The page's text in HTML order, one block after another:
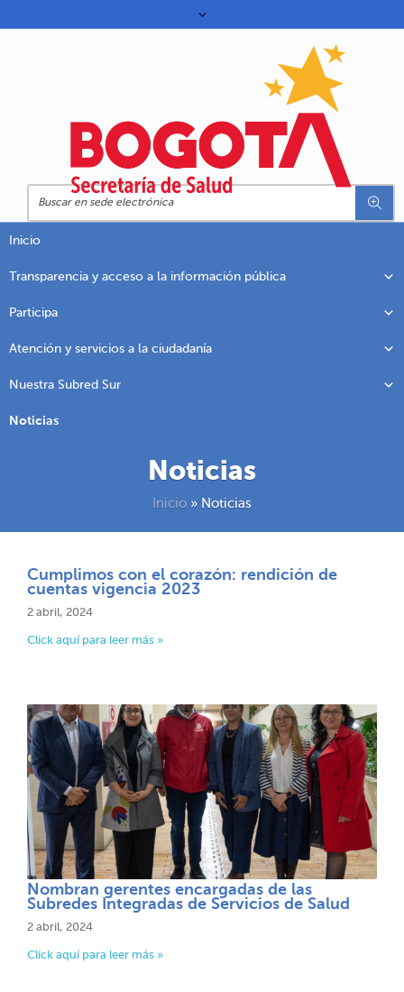
Inicio
Transparencia y acceso a la información pública
Participa
Atención y servicios a la ciudadanía
Nuestra Subred Sur
Noticias
Noticias
Inicio » Noticias
Cumplimos con el corazón: rendición de
cuentas vigencia 2023
2 abril, 2024
Click aquí para leer más »
Nombran gerentes encargadas de las
Subredes Integradas de Servicios de Salud
2 abril, 2024
Click aquí para leer más »